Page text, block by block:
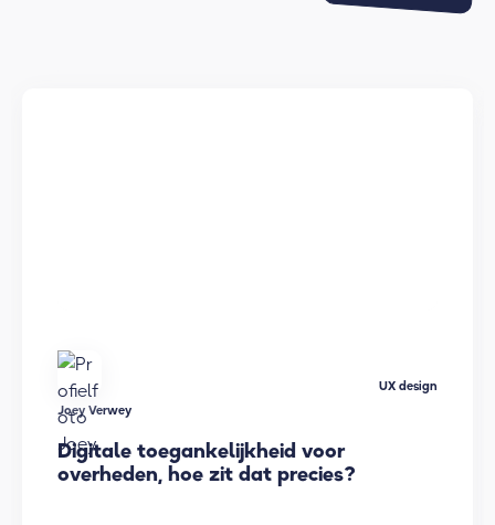
Joey Verwey
UX design
Digitale toegankelijkheid voor
overheden, hoe zit dat precies?